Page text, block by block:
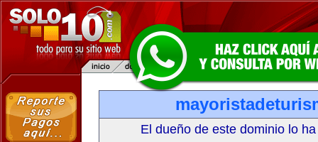
El dueño de este dominio lo